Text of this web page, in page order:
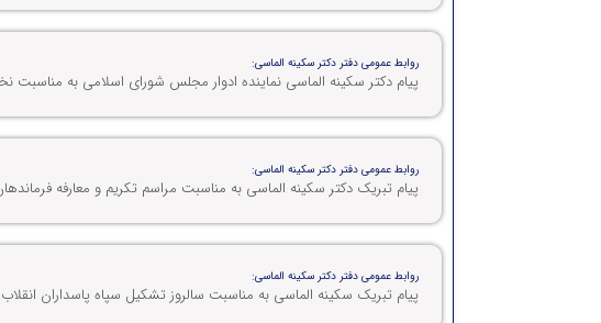
روابط عمومی دفتر دکتر سکینه الماسی:
پیام دکتر سکینه الماسی نماینده ادوار مجلس شورای اسلامی به
روابط عمومی دفتر دکتر سکینه الماسی:
پیام تبریک دکتر سکینه الماسی به مناسبت مراسم تکریم و معارفه
روابط عمومی دفتر دکتر سکینه الماسی:
پیام تبریک سکینه الماسی به مناسبت سالروز تشکیل سپاه پاسداران